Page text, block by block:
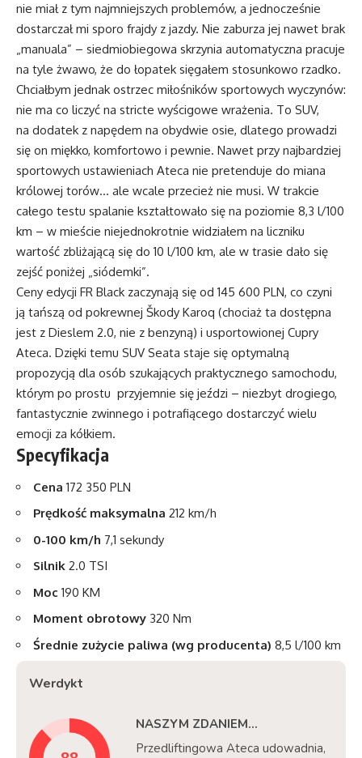
nie miał z tym najmniejszych problemów, a jednocześnie
dostarczał mi sporo frajdy z jazdy. Nie zaburza jej nawet brak
„manuala” – siedmiobiegowa skrzynia automatyczna pracuje
na tyle żwawo, że do łopatek sięgałem stosunkowo rzadko.
Chciałbym jednak ostrzec miłośników sportowych wyczynów:
nie ma co liczyć na stricte wyścigowe wrażenia. To SUV,
na dodatek z napędem na obydwie osie, dlatego prowadzi
się on miękko, komfortowo i pewnie. Nawet przy najbardziej
sportowych ustawieniach Ateca nie pretenduje do miana
królowej torów… ale wcale przecież nie musi. W trakcie
całego testu spalanie kształtowało się na poziomie 8,3 l/100
km – w mieście niejednokrotnie widziałem na liczniku
wartość zbliżającą się do 10 l/100 km, ale w trasie dało się
zejść poniżej „siódemki”.
Ceny edycji FR Black zaczynają się od 145 600 PLN, co czyni
ją tańszą od pokrewnej Škody Karoq (chociaż ta dostępna
jest z Dieslem 2.0, nie z benzyną) i usportowionej Cupry
Ateca. Dzięki temu SUV Seata staje się optymalną
propozycją dla osób szukających praktycznego samochodu,
którym po prostu przyjemnie się jeździ – niezbyt drogiego,
fantastycznie zwinnego i potrafiącego dostarczyć wielu
emocji za kółkiem.
Specyfikacja
Cena 172 350 PLN
Prędkość maksymalna 212 km/h
0-100 km/h 7,1 sekundy
Silnik 2.0 TSI
Moc 190 KM
Moment obrotowy 320 Nm
Średnie zużycie paliwa (wg producenta) 8,5 l/100 km
Werdykt
NASZYM ZDANIEM...
Przedliftingowa Ateca udowadnia,